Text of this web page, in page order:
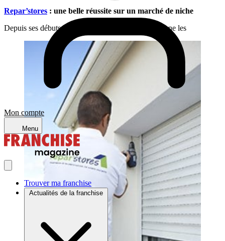
Mon compte
Menu
Trouver ma franchise
Actualités de la franchise
Repar’stores : une belle réussite sur un marché de niche
Depuis ses débuts, en 2009,
collectionne les